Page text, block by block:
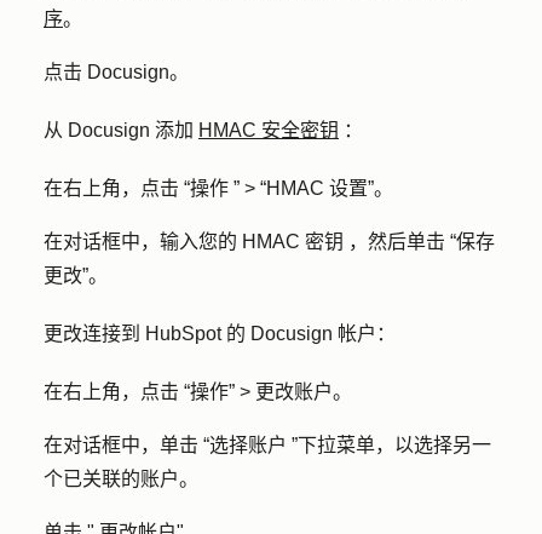
序。
点击 Docusign。
从 Docusign 添加 HMAC 安全密钥 ：
在右上角，点击 “操作 ” > “HMAC 设置”。
在对话框中，输入您的 HMAC 密钥 ，然后单击 “保存
更改”。
更改连接到 HubSpot 的 Docusign 帐户：
在右上角，点击 “操作” > 更改账户。
在对话框中，单击 “选择账户 ”下拉菜单，以选择另一
个已关联的账户。